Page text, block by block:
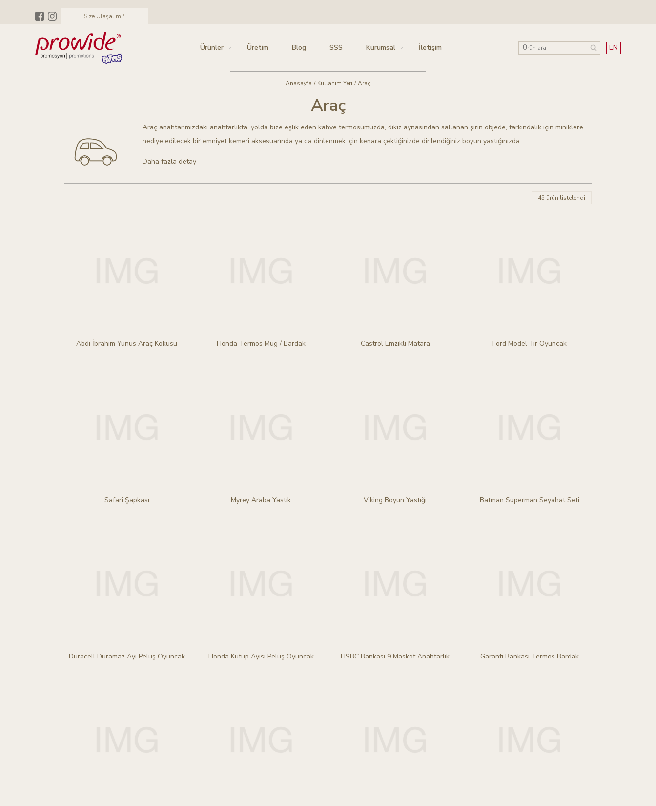
Size Ulaşalım *
Ürünler Üretim Blog SSS Kurumsal İletişim EN
Anasayfa / Kullanım Yeri / Araç
Araç
Araç anahtarımızdaki anahtarlıkta, yolda bize eşlik eden kahve termosumuzda, dikiz aynasından sallanan şirin objede, farkındalık için miniklere
hediye edilecek bir emniyet kemeri aksesuarında ya da dinlenmek için kenara çektiğinizde dinlendiğiniz boyun yastığınızda…
Daha fazla detay
45 ürün listelendi
Abdi İbrahim Yunus Araç Kokusu Honda Termos Mug / Bardak Castrol Emzikli Matara Ford Model Tır Oyuncak
Safari Şapkası Myrey Araba Yastık Viking Boyun Yastığı Batman Superman Seyahat Seti
Duracell Duramaz Ayı Peluş Oyuncak Honda Kutup Ayısı Peluş Oyuncak HSBC Bankası 9 Maskot Anahtarlık Garanti Bankası Termos Bardak